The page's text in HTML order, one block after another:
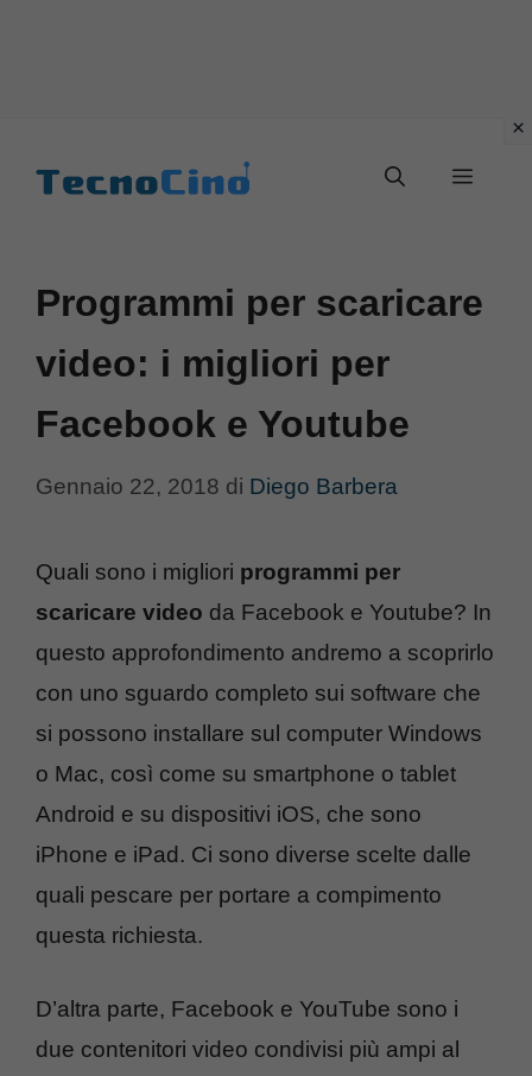
Menu
Programmi per scaricare
video: i migliori per
Facebook e Youtube
Gennaio 22, 2018 di Diego Barbera
Quali sono i migliori programmi per
scaricare video da Facebook e Youtube? In
questo approfondimento andremo a scoprirlo
con uno sguardo completo sui software che
si possono installare sul computer Windows
o Mac, così come su smartphone o tablet
Android e su dispositivi iOS, che sono
iPhone e iPad. Ci sono diverse scelte dalle
quali pescare per portare a compimento
questa richiesta.
D’altra parte, Facebook e YouTube sono i
due contenitori video condivisi più ampi al